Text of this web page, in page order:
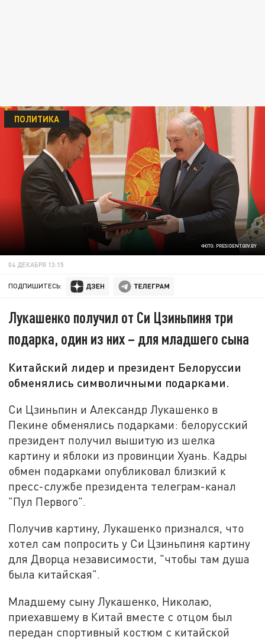
ФОТО: PRESIDENT.GOV.BY
ПОЛИТИКА
04 ДЕКАБРЯ 13:15
ПОДПИШИТЕСЬ:
Лукашенко получил от Си Цзиньпиня три
подарка, один из них – для младшего сына
Китайский лидер и президент Белоруссии
обменялись символичными подарками.
Си Цзиньпин и Александр Лукашенко в
Пекине обменялись подарками: белорусский
президент получил вышитую из шелка
картину и яблоки из провинции Хуань. Кадры
обмен подарками опубликовал близкий к
пресс-службе президента телеграм-канал
"Пул Первого".
Получив картину, Лукашенко признался, что
хотел сам попросить у Си Цзиньпиня картину
для Дворца независимости, "чтобы там душа
была китайская".
Младшему сыну Лукашенко, Николаю,
приехавшему в Китай вместе с отцом был
передан спортивный костюм с китайской